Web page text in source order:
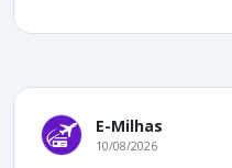
E-Milhas
10/08/2026